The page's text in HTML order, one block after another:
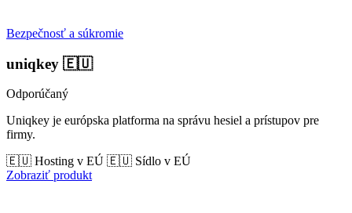
Bezpečnosť a súkromie
uniqkey 🇪🇺
Odporúčaný
Uniqkey je európska platforma na správu hesiel a prístupov pre
firmy.
🇪🇺 Hosting v EÚ 🇪🇺 Sídlo v EÚ
Zobraziť produkt